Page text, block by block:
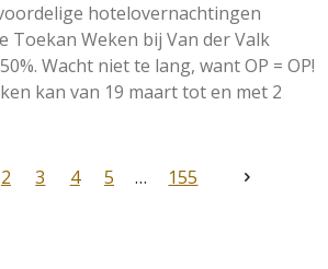
hotelovernachtingen
Toekan Weken bij Van der Valk
Wacht niet te lang, want OP = OP!
kan van 19 maart tot en met 2
2 3 4 5 155